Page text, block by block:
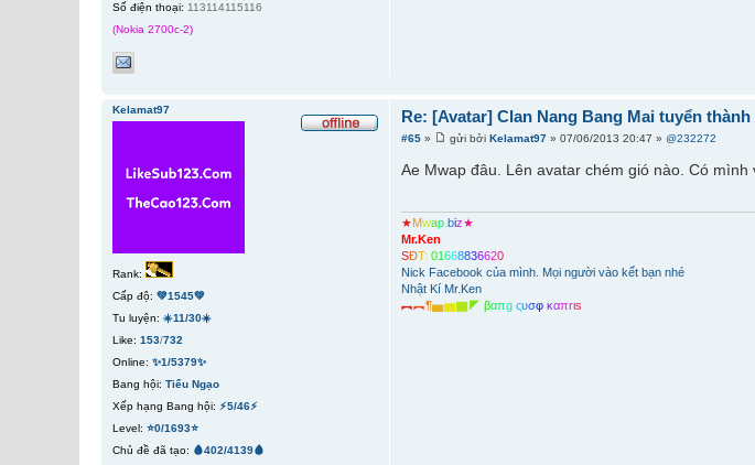
Số điện thoại: 113114115116
(Nokia 2700c-2)
Re: [Avatar] Clan Nang Bang Mai tuyển thành
#65 » gửi bởiKelamat97 » 07/06/2013 20:47 »@232272
Ae Mwap đâu. Lên avatar chém gió nào. Có
★Mwap .biz★
Mr.Ken
SĐT: 01668836620
Nick Facebook của mình. Mọi người vào kết bạn nhé
Nhật Kí Mr.Ken
︻︻¶▅▆▇◤ βαπg ςυσφ καπrιs
Kelamat97
Rank:
Cấp độ: 💚1545💚
Tu luyện: ☀️11/30☀️
Like: 153/732
Online: ✨1/5379✨
Bang hội: Tiếu Ngạo
Xếp hạng Bang hội: ⚡5/46⚡
Level: ⭐0/1693⭐
Chủ đề đã tạo: 🩸402/4139🩸